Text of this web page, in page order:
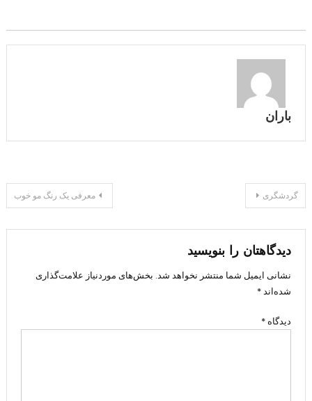
باران
راهبری
نوشته
معرفی یک رنگ مو خوب گردشگری
دیدگاهتان را بنویسید
نشانی ایمیل شما منتشر نخواهد شد. بخش‌های موردنیاز علامت‌گذاری
شده‌اند*
دیدگاه *